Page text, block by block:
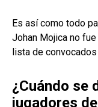
Es así como todo
Johan Mojica no
lista de
¿Cuándo se
jugadores